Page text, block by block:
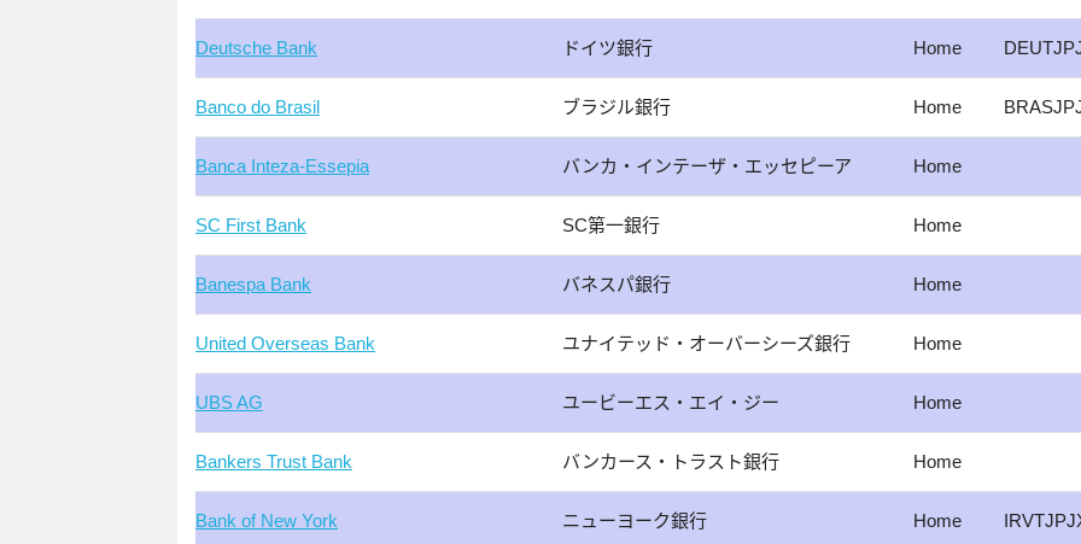
Deutsche Bank ドイツ銀行 Home
Banco do Brasil ブラジル銀行 Home
Banca Inteza-Essepia バンカ・インテーザ・エッセピーア Home
SC First Bank SC第一銀行 Home
Banespa Bank バネスパ銀行 Home
United Overseas Bank ユナイテッド・オーバーシーズ銀行 Home
UBS AG ユービーエス・エイ・ジー Home
Bankers Trust Bank バンカース・トラスト銀行 Home
Bank of New York ニューヨーク銀行 Home